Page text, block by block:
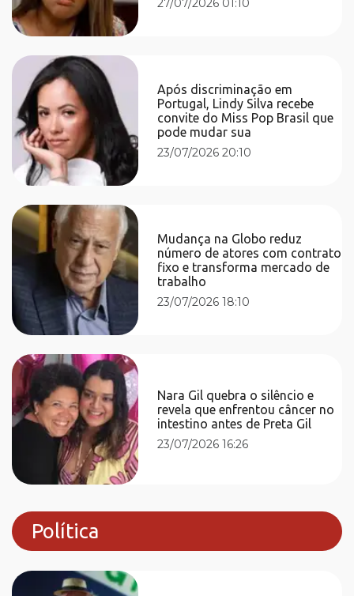
Após discriminação em
Portugal, Lindy Silva recebe
convite do Miss Pop Brasil que
pode mudar sua
23/07/2026 20:10
Mudança na Globo reduz
número de atores com contrato
fixo e transforma mercado de
trabalho
23/07/2026 18:10
Nara Gil quebra o silêncio e
revela que enfrentou câncer no
intestino antes de Preta Gil
23/07/2026 16:26
Política